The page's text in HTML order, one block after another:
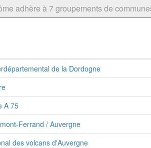
adhère à 7 groupements de
de la Dordogne
A 75
Ferrand / Auvergne
des volcans d'Auvergne